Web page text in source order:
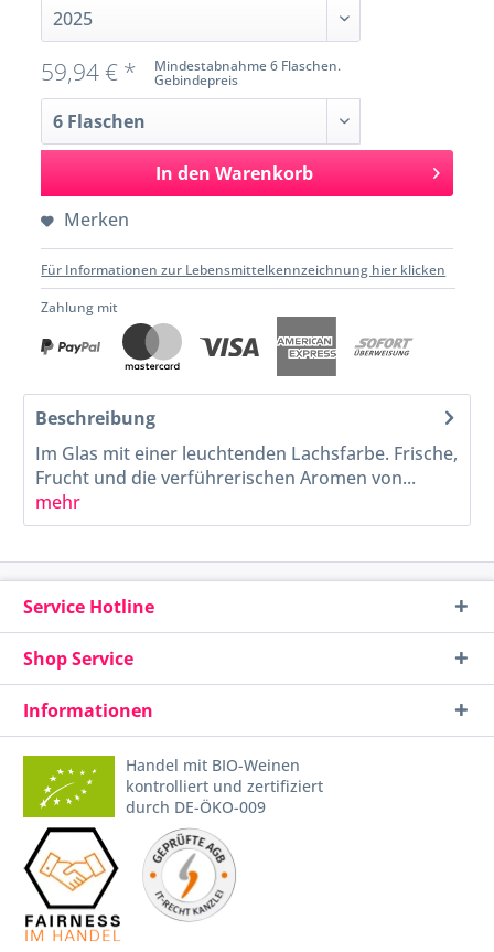
Mindestabnahme 6 Flaschen.
Gebindepreis
59,94 € *
In den Warenkorb
Merken
Für Informationen zur Lebensmittelkennzeichnung hier klicken
Zahlung mit
Beschreibung
Im Glas mit einer leuchtenden Lachsfarbe. Frische,
Frucht und die verführerischen Aromen von...
mehr
Service Hotline
Shop Service
Informationen
Handel mit BIO-Weinen
kontrolliert und zertifiziert
durch DE-ÖKO-009